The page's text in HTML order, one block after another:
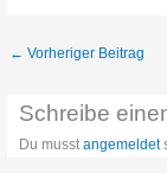
← Vorheriger Beitrag
Schreibe
Du musstangemeldet